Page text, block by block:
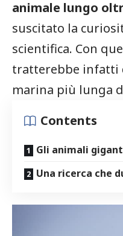
animale lungo
suscitato la
scientifica. Con
tratterebbe infatti
marina più lunga
Contents
Gli animali
Una ricerca che